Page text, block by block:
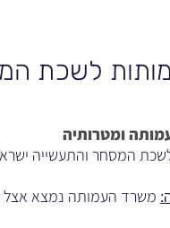
לשכת
ומטרותיה​
המסחר והתעשייה